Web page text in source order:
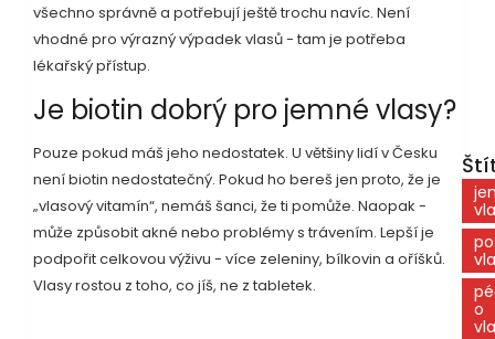
všechno správně a potřebují ještě trochu navíc. Není
vhodné pro výrazný výpadek vlasů - tam je potřeba
lékařský přístup.
Je biotin dobrý pro jemné vlasy?
Pouze pokud máš jeho nedostatek. U většiny lidí v Česku
není biotin nedostatečný. Pokud ho bereš jen proto, že je
„vlasový vitamín“, nemáš šanci, že ti pomůže. Naopak -
může způsobit akné nebo problémy s trávením. Lepší je
podpořit celkovou výživu - více zeleniny, bílkovin a oříšků.
Vlasy rostou z toho, co jíš, ne z tabletek.
o